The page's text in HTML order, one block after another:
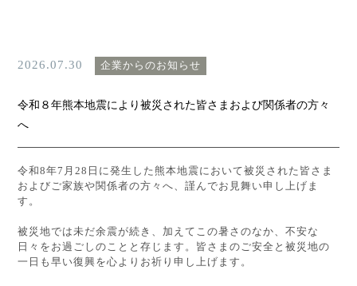
2026.07.30 企業からのお知らせ
令和８年熊本地震により被災された皆さまおよび関係者の方々
へ
令和8年7月28日に発生した 熊本地震において被災された皆さま
およびご家族や関係者の方々へ、謹んでお見舞い申し上げま
す。
被災地では未だ余震が続き、加えてこの暑さのなか、不安な
日々をお過ごしのことと存じます。皆さまのご安全と被災地の
一日も早い復興を心よりお祈り申し上げます。